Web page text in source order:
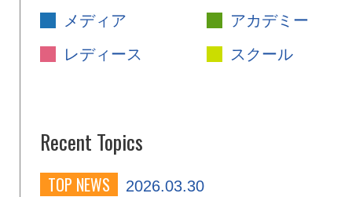
メディア
アカデミー
レディース
スクール
Recent Topics
TOP NEWS
2026.03.30